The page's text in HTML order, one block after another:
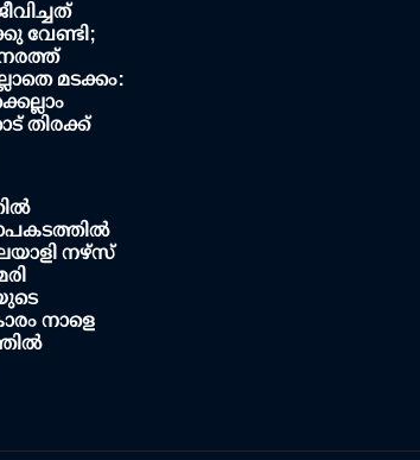
വേണ്ടി;
മടക്കം:
തിരക്ക്
നഴ്സ്
നാളെ